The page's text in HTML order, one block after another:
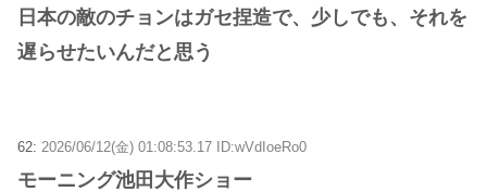
日本の敵のチョンはガセ捏造で、少しでも、それを
遅らせたいんだと思う
62: 2026/06/12(金) 01:08:53.17 ID:wVdIoeRo0
モーニング池田大作ショー